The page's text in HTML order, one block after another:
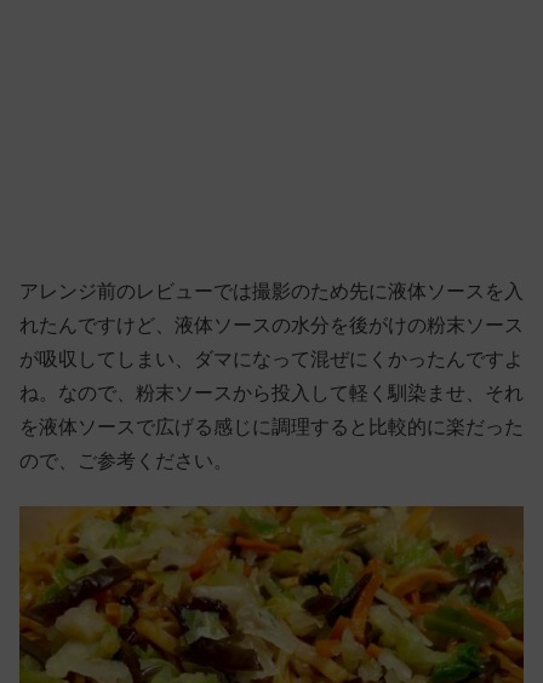
アレンジ前のレビューでは撮影のため先に液体ソースを入
れたんですけど、液体ソースの水分を後がけの粉末ソース
が吸収してしまい、ダマになって混ぜにくかったんですよ
ね。なので、粉末ソースから投入して軽く馴染ませ、それ
を液体ソースで広げる感じに調理すると比較的に楽だった
ので、ご参考ください。